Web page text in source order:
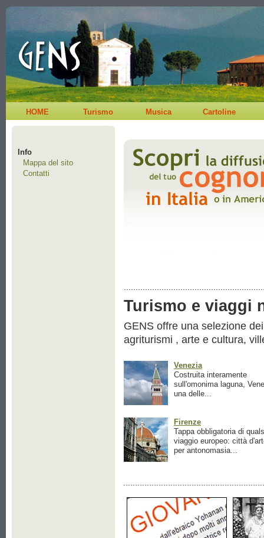
HOME Turismo Musica Cartoline
Info
Mappa del sito
Contatti
Turismo e viaggi
GENS offre una selezione
agriturismi , arte e cultura,
Venezia
Costruita interamente
sull'omonima laguna,
una delle...
Firenze
Tappa obbligatoria di
viaggio europeo: città
per antonomasia...